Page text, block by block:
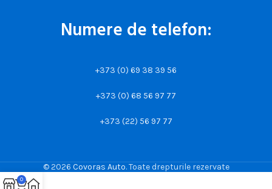
Numere de telefon:
+373 (0) 69 38 39 56
+373 (0) 68 56 97 77
+373 (22) 56 97 77
© 2026 Covoras Auto. Toate drepturile rezervate
0